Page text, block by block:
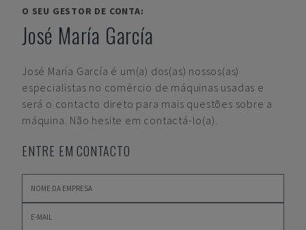
O SEU GESTOR DE CONTA:
José María García
José María García é um(a) dos(as) nossos(as)
especialistas no comércio de máquinas usadas e
será o contacto direto para mais questões sobre a
máquina. Não hesite em contactá-lo(a).
ENTRE EM CONTACTO